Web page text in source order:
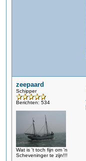
zeepaard
Schipper
Berichten: 534
Wat is 't toch fijn om 'n
Scheveninger te zijn!!!